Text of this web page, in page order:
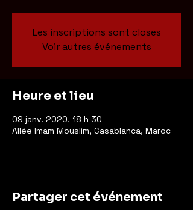
Les inscriptions sont closes
Voir autres événements
Heure et lieu
09 janv. 2020, 18 h 30
Allée Imam Mouslim, Casablanca, Maroc
Partager cet événement